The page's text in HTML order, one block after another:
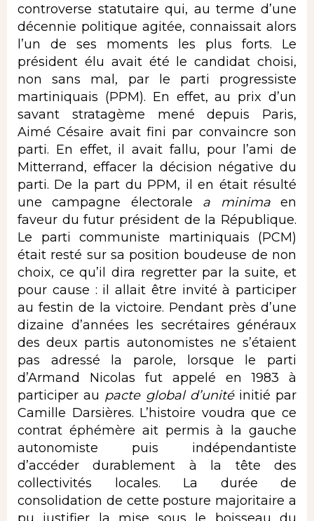
controverse statutaire qui, au terme d’une
décennie politique agitée, connaissait alors
l’un de ses moments les plus forts. Le
président élu avait été le candidat choisi,
non sans mal, par le parti progressiste
martiniquais (PPM). En effet, au prix d’un
savant stratagème mené depuis Paris,
Aimé Césaire avait fini par convaincre son
parti. En effet, il avait fallu, pour l’ami de
Mitterrand, effacer la décision négative du
parti. De la part du PPM, il en était résulté
une campagne électorale a minimaen
faveur du futur président de la République.
Le parti communiste martiniquais (PCM)
était resté sur sa position boudeuse de non
choix, ce qu’il dira regretter par la suite, et
pour cause : il allait être invité à participer
au festin de la victoire. Pendant près d’une
dizaine d’années les secrétaires généraux
des deux partis autonomistes ne s’étaient
pas adressé la parole, lorsque le parti
d’Armand Nicolas fut appelé en 1983 à
participer au pacte global d’unitéinitié par
Camille Darsières. L’histoire voudra que ce
contrat éphémère ait permis à la gauche
autonomiste puis indépendantiste
d’accéder durablement à la tête des
collectivités locales. La durée de
consolidation de cette posture majoritaire a